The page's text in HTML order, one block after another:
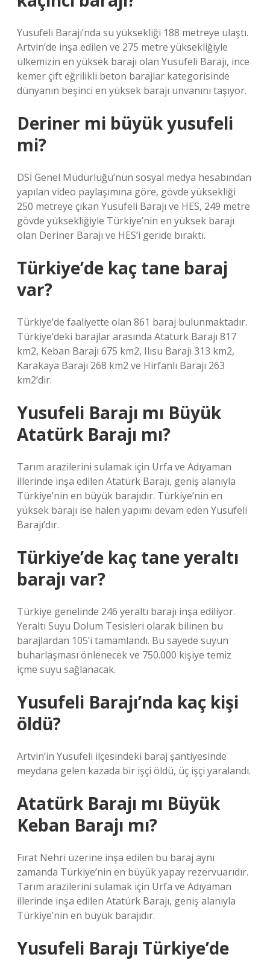
Yusufeli Barajı’nda su yüksekliği 188 metreye ulaştı.
Artvin’de inşa edilen ve 275 metre yüksekliğiyle
ülkemizin en yüksek barajı olan Yusufeli Barajı, ince
kemer çift eğrilikli beton barajlar kategorisinde
dünyanın beşinci en yüksek barajı unvanını taşıyor.
Deriner mi büyük yusufeli
mi?
DSİ Genel Müdürlüğü’nün sosyal medya hesabından
yapılan video paylaşımına göre, gövde yüksekliği
250 metreye çıkan Yusufeli Barajı ve HES, 249 metre
gövde yüksekliğiyle Türkiye’nin en yüksek barajı
olan Deriner Barajı ve HES’i geride bıraktı.
Türkiye’de kaç tane baraj
var?
Türkiye’de faaliyette olan 861 baraj bulunmaktadır.
Türkiye’deki barajlar arasında Atatürk Barajı 817
km2, Keban Barajı 675 km2, Ilısu Barajı 313 km2,
Karakaya Barajı 268 km2 ve Hirfanlı Barajı 263
km2’dir.
Yusufeli Barajı mı Büyük
Atatürk Barajı mı?
Tarım arazilerini sulamak için Urfa ve Adıyaman
illerinde inşa edilen Atatürk Barajı, geniş alanıyla
Türkiye’nin en büyük barajıdır. Türkiye’nin en
yüksek barajı ise halen yapımı devam eden Yusufeli
Barajı’dır.
Türkiye’de kaç tane yeraltı
barajı var?
Türkiye genelinde 246 yeraltı barajı inşa ediliyor.
Yeraltı Suyu Dolum Tesisleri olarak bilinen bu
barajlardan 105’i tamamlandı. Bu sayede suyun
buharlaşması önlenecek ve 750.000 kişiye temiz
içme suyu sağlanacak.
Yusufeli Barajı’nda kaç kişi
öldü?
Artvin’in Yusufeli ilçesindeki baraj şantiyesinde
meydana gelen kazada bir işçi öldü, üç işçi yaralandı.
Atatürk Barajı mı Büyük
Keban Barajı mı?
Fırat Nehri üzerine inşa edilen bu baraj aynı
zamanda Türkiye’nin en büyük yapay rezervuarıdır.
Tarım arazilerini sulamak için Urfa ve Adıyaman
illerinde inşa edilen Atatürk Barajı, geniş alanıyla
Türkiye’nin en büyük barajıdır.
Yusufeli Barajı Türkiye’de